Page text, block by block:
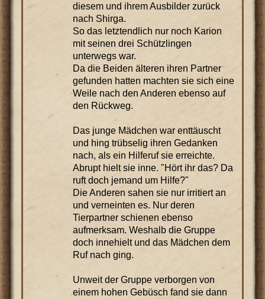
diesem und ihrem Ausbilder zurück
nach Shirga.
So das letztendlich nur noch Karion
mit seinen drei Schützlingen
unterwegs war.
Da die Beiden älteren ihren Partner
gefunden hatten machten sie sich eine
Weile nach den Anderen ebenso auf
den Rückweg.
Das junge Mädchen war enttäuscht
und hing trübselig ihren Gedanken
nach, als ein Hilferuf sie erreichte.
Abrupt hielt sie inne. "Hört ihr das? Da
ruft doch jemand um Hilfe?"
Die Anderen sahen sie nur irritiert an
und verneinten es. Nur deren
Tierpartner schienen ebenso
aufmerksam. Weshalb die Gruppe
doch innehielt und das Mädchen dem
Ruf nach ging.
Unweit der Gruppe verborgen von
einem hohen Gebüsch fand sie dann